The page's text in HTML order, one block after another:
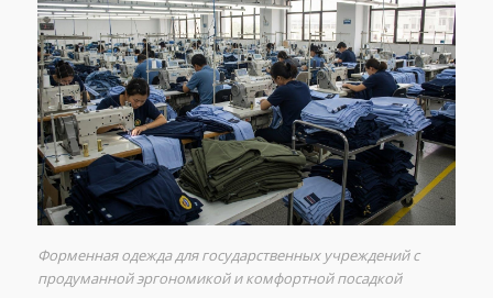
Форменная одежда для государственных учреждений с
продуманной эргономикой и комфортной посадкой